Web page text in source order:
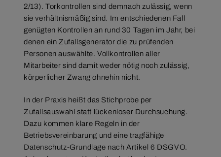
2/13). Torkontrollen sind demnach zulässig, wenn
sie verhältnismäßig sind. Im entschiedenen Fall
genügten Kontrollen an rund 30 Tagen im Jahr, bei
denen ein Zufallsgenerator die zu prüfenden
Personen auswählte. Vollkontrollen aller
Mitarbeiter sind damit weder nötig noch zulässig,
körperlicher Zwang ohnehin nicht.
In der Praxis heißt das Stichprobe per
Zufallsauswahl statt lückenloser Durchsuchung.
Dazu kommen klare Regeln in der
Betriebsvereinbarung und eine tragfähige
Datenschutz-Grundlage nach Artikel 6 DSGVO.